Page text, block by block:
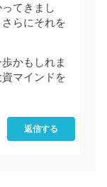
てきまし
らにそれを
かもしれま
マインドを
返信する